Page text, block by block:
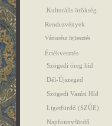
Kulturális örökség
Rendezvények
Városrész fejlesztés
Értékvesztés
Szögedi öreg híd
Dél-Újszeged
Szögedi Vasúti Híd
Ligetfürdő (SZÚE)
Napfonnyfürdő